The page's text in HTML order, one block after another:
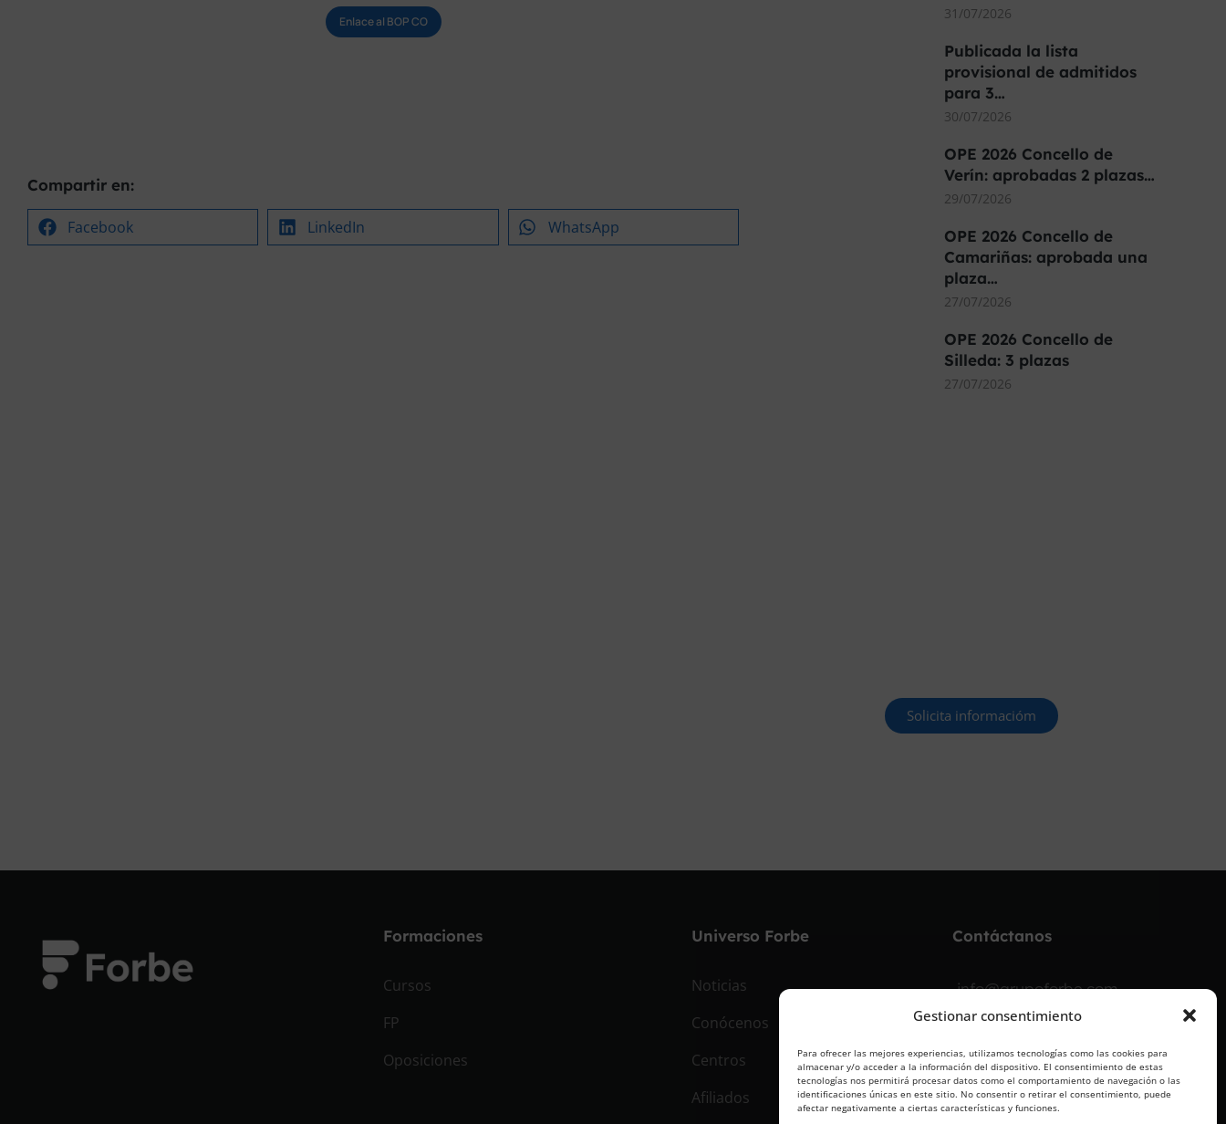
Gestionar consentimiento
Para ofrecer las mejores experiencias, utilizamos tecnologías como las cookies para
almacenar y/o acceder a la información del dispositivo. El consentimiento de estas
tecnologías nos permitirá procesar datos como el comportamiento de navegación o las
identificaciones únicas en este sitio. No consentir o retirar el consentimiento, puede
afectar negativamente a ciertas características y funciones.
Enlace al BOP CO
Compartir en:
Facebook LinkedIn WhatsApp
31/07/2026
Publicada la lista
provisional de admitidos
para 3…
30/07/2026
OPE 2026 Concello de
Verín: aprobadas 2 plazas…
29/07/2026
OPE 2026 Concello de
Camariñas: aprobada una
plaza…
27/07/2026
OPE 2026 Concello de
Silleda: 3 plazas
27/07/2026
Solicita informacióm
Formaciones
Cursos
FP
Oposiciones
Universo Forbe
Noticias
Conócenos
Centros
Afiliados
Contáctanos
info@grupoforbe.com